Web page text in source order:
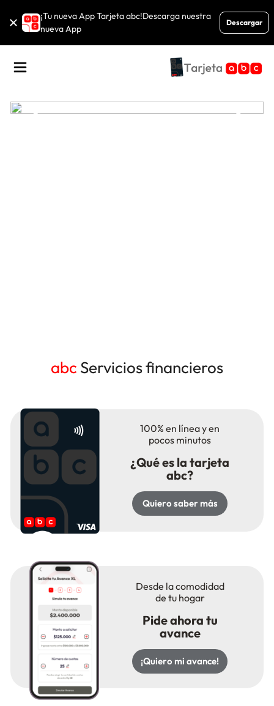
a
navegación
a
principal
close ¡Tu nueva App Tarjeta abc!Descarga nuestra
nueva App
Descargar
Close
abc Servicios financieros
Accesos directos destacados abc
100% en línea y en
pocos minutos
¿Qué es la tarjeta
abc?
Quiero saber más
Desde la comodidad
de tu hogar
Pide ahora tu
avance
¡Quiero mi avance!